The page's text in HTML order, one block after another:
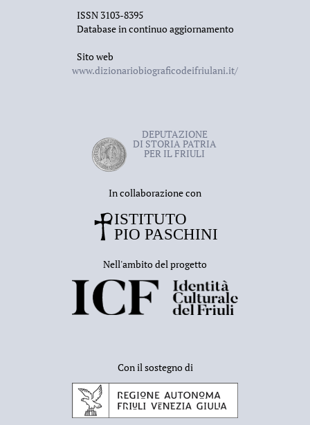
ISSN 3103-8395
Database in continuo aggiornamento
Sito web
www.dizionariobiograficodeifriulani.it/
DEPUTAZIONE
DI STORIA PATRIA
PER IL FRIULI
In collaborazione con
Nell'ambito del progetto
Con il sostegno di